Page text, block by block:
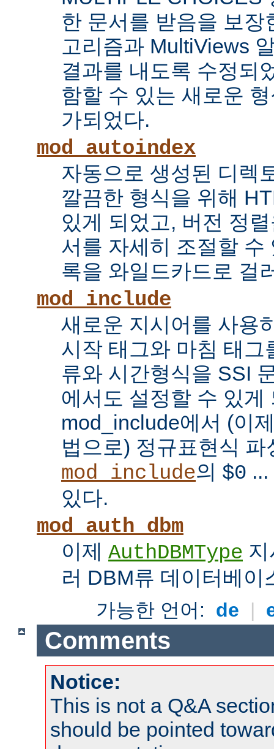
한 문서를 받음을 보장
고리즘과 MultiViews
결과를 내도록 수정되
함할 수 있는 새로운
가되었다.
mod_autoindex
자동으로 생성된 디렉
깔끔한 형식을 위해
있게 되었고, 버전 정
서를 자세히 조절할 수
록을 와일드카드로 걸
mod_include
새로운 지시어를 사용
시작 태그와 마침 태그
류와 시간형식을 SSI
에서도 설정할 수 있게
mod_include에서 (이
법으로) 정규표현식
mod_include의 $0 ...
있다.
mod_auth_dbm
이제 AuthDBMType
러 DBM류 데이터베이
가능한 언어: de |
Comments
Notice:
This is not a Q&A
should be pointed